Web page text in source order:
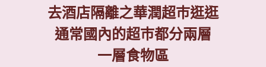
去酒店隔離之華潤超巿逛逛
通常國內的超巿都分兩層
一層食物區